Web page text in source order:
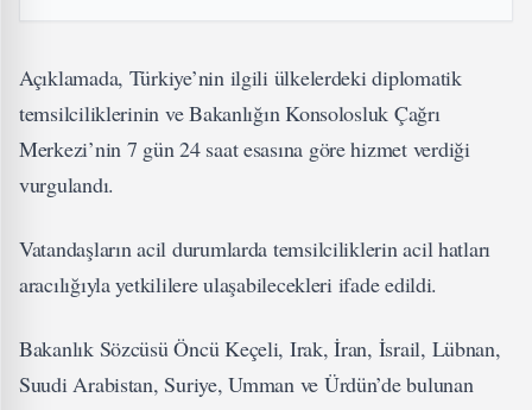
Açıklamada, Türkiye’nin ilgili ülkelerdeki diplomatik
temsilciliklerinin ve Bakanlığın Konsolosluk Çağrı
Merkezi’nin 7 gün 24 saat esasına göre hizmet verdiği
vurgulandı.
Vatandaşların acil durumlarda temsilciliklerin acil hatları
aracılığıyla yetkililere ulaşabilecekleri ifade edildi.
Bakanlık Sözcüsü Öncü Keçeli, Irak, İran, İsrail, Lübnan,
Suudi Arabistan, Suriye, Umman ve Ürdün’de bulunan